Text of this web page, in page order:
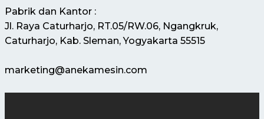
Pabrik dan Kantor :
Jl. Raya Caturharjo, RT.05/RW.06, Ngangkruk,
Caturharjo, Kab. Sleman, Yogyakarta 55515
marketing@anekamesin.com